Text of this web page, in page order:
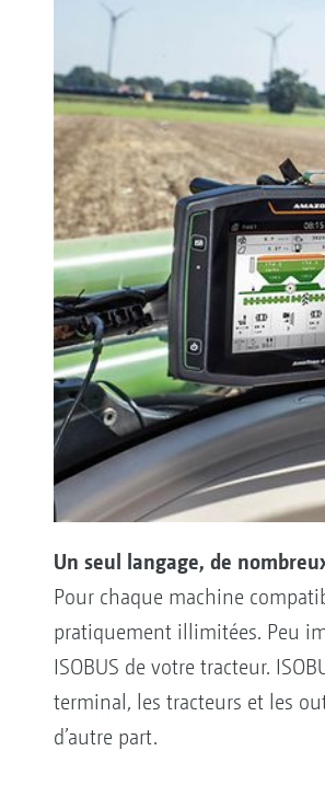
Un seul langage, de
Pour chaque machine
pratiquement illimitées. Peu
ISOBUS de votre tracteur.
terminal, les tracteurs et les
d’autre part.